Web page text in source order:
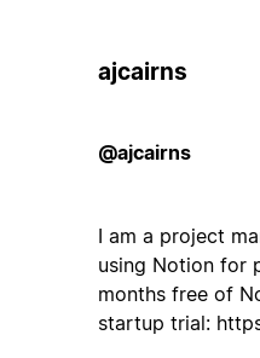
ajcairns
@ajcairns
I am a project
using Notion for
months free of
startup trial: